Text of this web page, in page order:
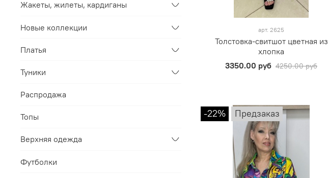
арт. 2625
Толстовка-свитшот цветная из
хлопка
3350.00 руб 4250.00 руб
-22% Предзаказ
Жакеты, жилеты, кардиганы
Новые коллекции
Платья
Туники
Распродажа
Топы
Верхняя одежда
Футболки